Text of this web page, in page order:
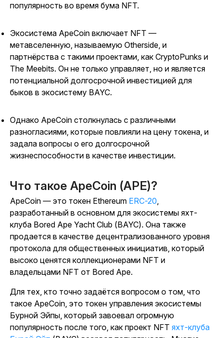
популярность во время бума NFT.
Экосистема ApeCoin включает NFT —
метавселенную, называемую Otherside, и
партнёрства с такими проектами, как CryptoPunks и
The Meebits. Он не только управляет, но и является
потенциальной долгосрочной инвестицией для
быков в экосистему BAYC.
Однако ApeCoin столкнулась с различными
разногласиями, которые повлияли на цену токена, и
задала вопросы о его долгосрочной
жизнеспособности в качестве инвестиции.
Что такое ApeCoin (APE)?
ApeCoin — это токен Ethereum ERC-20,
разработанный в основном для экосистемы яхт-
клуба Bored Ape Yacht Club (BAYC). Она также
продается в качестве децентрализованного уровня
протокола для общественных инициатив, который
высоко ценятся коллекционерами NFT и
владельцами NFT от Bored Ape.
Для тех, кто точно задаётся вопросом о том, что
такое ApeCoin, это токен управления экосистемы
Бурной Эйпы, который завоевал огромную
популярность после того, как проект NFT яхт-клуба